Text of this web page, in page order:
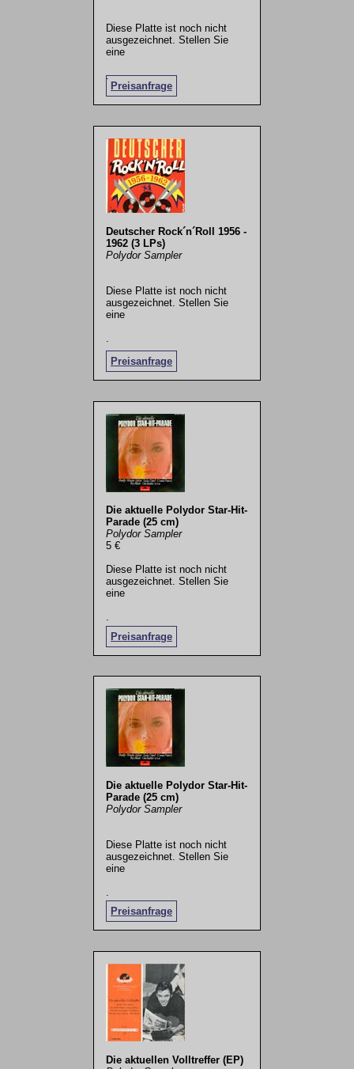
Diese Platte ist noch nicht
ausgezeichnet. Stellen Sie
eine
Preisanfrage
.
Deutscher Rock´n´Roll 1956 -
1962 (3 LPs)
Polydor Sampler
Diese Platte ist noch nicht
ausgezeichnet. Stellen Sie
eine
Preisanfrage
Die aktuelle Polydor Star-Hit-
Parade (25 cm)
Polydor Sampler
5 €
Diese Platte ist noch nicht
ausgezeichnet. Stellen Sie
eine
Preisanfrage
.
Die aktuelle Polydor Star-Hit-
Parade (25 cm)
Polydor Sampler
Diese Platte ist noch nicht
ausgezeichnet. Stellen Sie
eine
Preisanfrage
Die aktuellen Volltreffer (EP)